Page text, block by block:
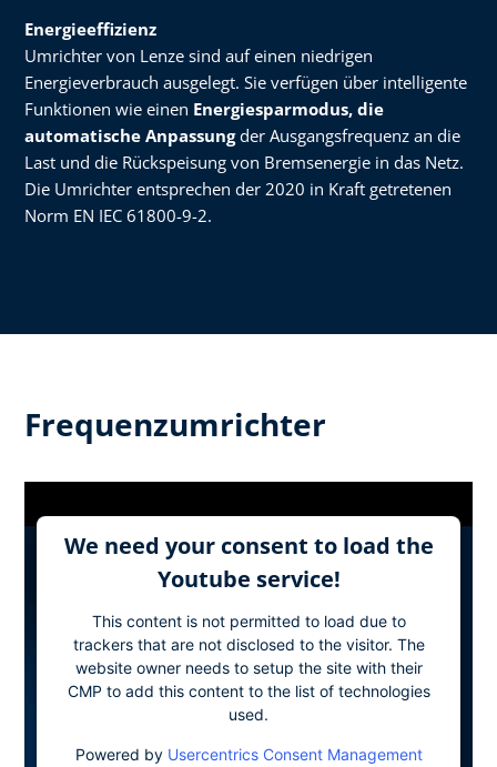
Energieeffizienz
Umrichter von Lenze sind auf einen niedrigen
Energieverbrauch ausgelegt. Sie verfügen über intelligente
Funktionen wie einen Energiesparmodus, die
automatische Anpassungder Ausgangsfrequenz an die
Last und die Rückspeisung von Bremsenergie in das Netz.
Die Umrichter entsprechen der 2020 in Kraft getretenen
Norm EN IEC 61800-9-2.
Frequenzumrichter
We need your consent to load the
Youtube service!
This content is not permitted to load due to
trackers that are not disclosed to the visitor. The
website owner needs to setup the site with their
CMP to add this content to the list of technologies
used.
Powered by Usercentrics Consent Management